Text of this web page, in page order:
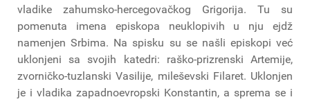
vladike zahumsko-hercegovačkog Grigorija. Tu su
pomenuta imena episkopa neuklopivih u nju ejdž
namenjen Srbima. Na spisku su se našli episkopi već
uklonjeni sa svojih katedri: raško-prizrenski Artemije,
zvorničko-tuzlanski Vasilije, mileševski Filaret. Uklonjen
je i vladika zapadnoevropski Konstantin, a sprema se i